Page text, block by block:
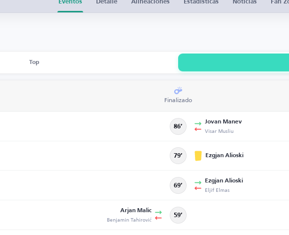
Eventos Detalle Alineaciones Estadísticas Noticias Fan
Top
Finalizado
86’
Jovan Manev
Visar Musliu
79’ Ezgjan Alioski
69’
Ezgjan Alioski
Eljif Elmas
Arjan Malic
Benjamin Tahirović 59’